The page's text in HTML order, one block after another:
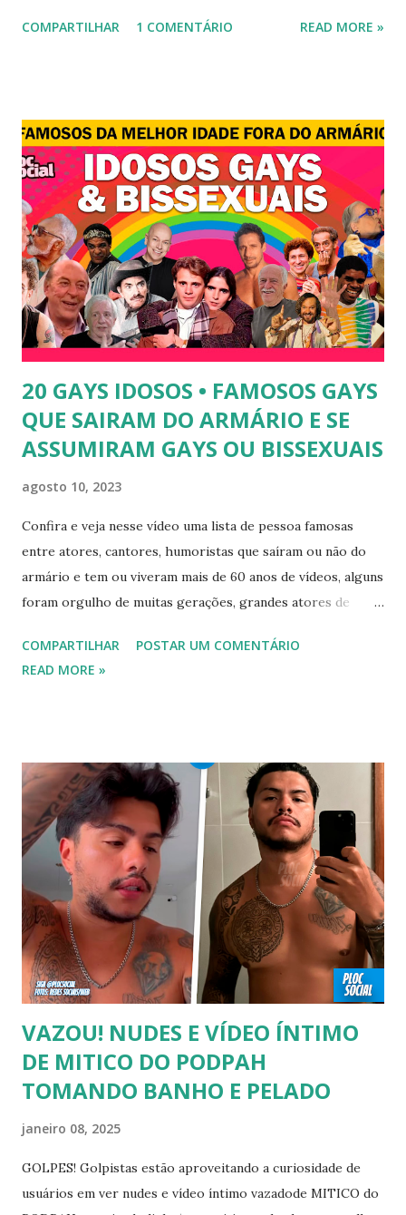
transexual, Britney. 2) Lea T é uma famosa modelo
disse, ainda, que realizou a cirurgia em busca de ser feliz, e
não para agradar a um homem. 3) Léo Aquilla - Apresenta o
programa "A Tarde é Sua", na Rede TV, ao lado de Sonia
Abrão. A loira também participou do reality show "A
Fazenda", exibido pela Record TV. 4) Thalita Zampirolli -
Thalita Zampirolli é modelo, atriz e empresária. A loira
alcançou a fama após ser apontada como affair do ex-
jogador Romário. 5) Ariadna Arantes - Ariadna Arantes
ficou nacionalmente conhecida após sua ...
COMPARTILHAR 1 COMENTÁRIO READ MORE »
20 GAYS IDOSOS • FAMOSOS GAYS
QUE SAIRAM DO ARMÁRIO E SE
ASSUMIRAM GAYS OU BISSEXUAIS
agosto 10, 2023
Confira e veja nesse vídeo uma lista de pessoa famosas
entre atores, cantores, humoristas que saíram ou não do
armário e tem ou viveram mais de 60 anos de vídeos, alguns
foram orgulho de muitas gerações, grandes atores de
foram gays, bissexuais ou algo mais. 20 GAYS IDOSOS •
FAMOSOS GAYS QUE SAIRAM DO ARMÁRIO E SE
00:04 Abertura do vídeo: 00:15 AVISO 00:18 Não é
recomendado “retirar alguém do armário”, sexualidade e
tempo é algo particular de cada indivíduo, cabendo somente
a ele sair ou não. As pessoas mencionadas nesse vídeo
escolheram ser públicas e antes deste TODAS já tiveram a
sexualidade exposta. MAIORES DE 60 ANOS Tuca Andrada
00:41 Famosos foi flagrado beijando outro homem no
carnaval do Rio Alexandre Frota 00:56 Ator se diz hetero,
mas fez filmes com tr...
COMPARTILHAR
POSTAR UM COMENTÁRIO
READ MORE »
VAZOU! NUDES E VÍDEO ÍNTIMO
DE MITICO DO PODPAH
TOMANDO BANHO E PELADO
janeiro 08, 2025
GOLPES! Golpistas estão aproveitando a curiosidade de
usuários em ver nudes e vídeo íntimo vazadode MITICO do